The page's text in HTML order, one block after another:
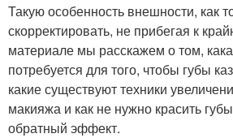
Такую особенность внешности, как
скорректировать, не прибегая к
материале мы расскажем о том,
потребуется для того, чтобы губы
какие существуют техники
макияжа и как не нужно красить
обратный эффект.